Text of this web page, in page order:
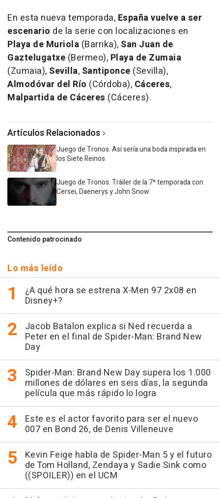
En esta nueva temporada, España vuelve a ser
escenario de la serie con localizaciones en
Playa de Muriola (Barrika), San Juan de
Gaztelugatxe (Bermeo), Playa de Zumaia
(Zumaia), Sevilla, Santiponce (Sevilla),
Almodóvar del Río (Córdoba), Cáceres,
Malpartida de Cáceres (Cáceres).
Artículos Relacionados
Juego de Tronos: Así sería una boda inspirada en
los Siete Reinos
Juego de Tronos: Tráiler de la 7ª temporada con
Cersei, Daenerys y John Snow
Contenido patrocinado
Lo más leído
¿A qué hora se estrena X-Men 97 2x08 en
Disney+?
Jacob Batalon explica si Ned recuerda a
Peter en el final de Spider-Man: Brand New
Day
Spider-Man: Brand New Day supera los 1.000
millones de dólares en seis días, la segunda
película que más rápido lo logra
Este es el actor favorito para ser el nuevo
007 en Bond 26, de Denis Villeneuve
Kevin Feige habla de Spider-Man 5 y el futuro
de Tom Holland, Zendaya y Sadie Sink como
((SPOILER)) en el UCM